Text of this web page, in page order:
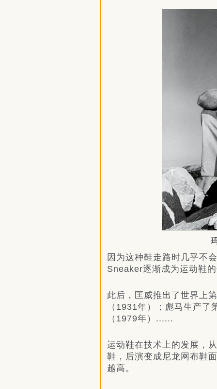
因为这种鞋走路时几乎不
Sneaker逐渐成为运动鞋
此后，匡威推出了世界上
（1931年）；彪马生产
（1979年）......
运动鞋在技术上的发展，
鞋，后演变成尼龙网布鞋
越高。